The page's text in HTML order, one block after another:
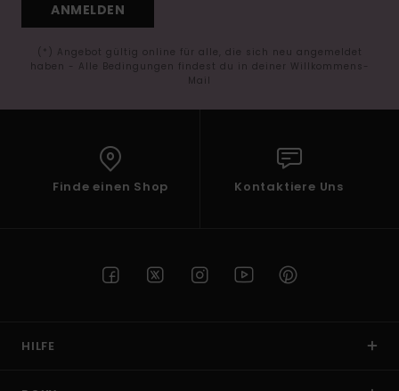
ANMELDEN
(*) Angebot gültig online für alle, die sich neu angemeldet
haben - Alle Bedingungen findest du in deiner Willkommens-
Mail
Finde einen Shop Kontaktiere Uns
HILFE